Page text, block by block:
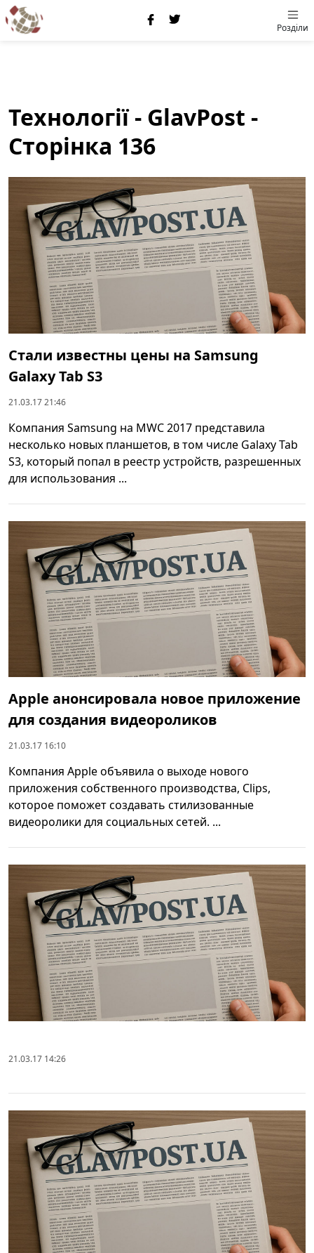
Розділи
Технології - GlavPost -
Сторінка 136
Стали известны цены на Samsung
Galaxy Tab S3
21.03.17 21:46
Компания Samsung на MWC 2017 представила
несколько новых планшетов, в том числе Galaxy Tab
S3, который попал в реестр устройств, разрешенных
для использования ...
Apple анонсировала новое приложение
для создания видеороликов
21.03.17 16:10
Компания Apple объявила о выходе нового
приложения собственного производства, Clips,
которое поможет создавать стилизованные
видеоролики для социальных сетей. ...
21.03.17 14:26